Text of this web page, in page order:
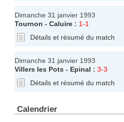
Dimanche 31 janvier 1993
Tournon - Caluire : 1-1
Détails et résumé du match
Dimanche 31 janvier 1993
Villers les Pots - Epinal : 3-3
Détails et résumé du match
Calendrier